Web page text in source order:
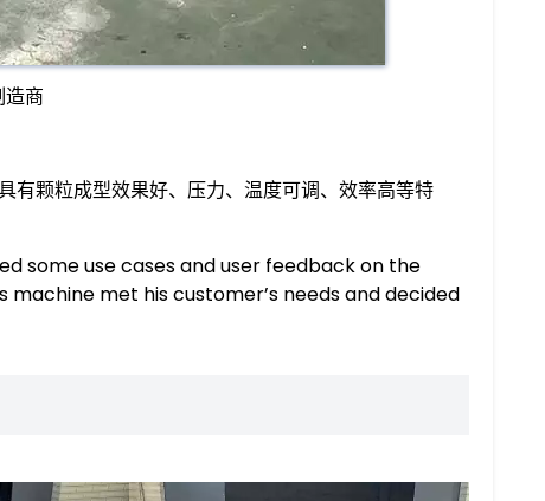
商
颗粒成型效果好、压力、温度可调、效率高等特
some use cases and user feedback on the
met his customer’s needs and decided